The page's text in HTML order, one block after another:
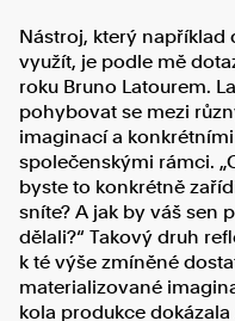
Nástroj, který
využít, je podle mě
roku Bruno Latourem.
pohybovat se mezi
imaginací a
společenskými rámci.
byste to konkrétně
sníte? A jak by váš sen
dělali?“ Takový druh
k té výše zmíněné
materializované
kola produkce